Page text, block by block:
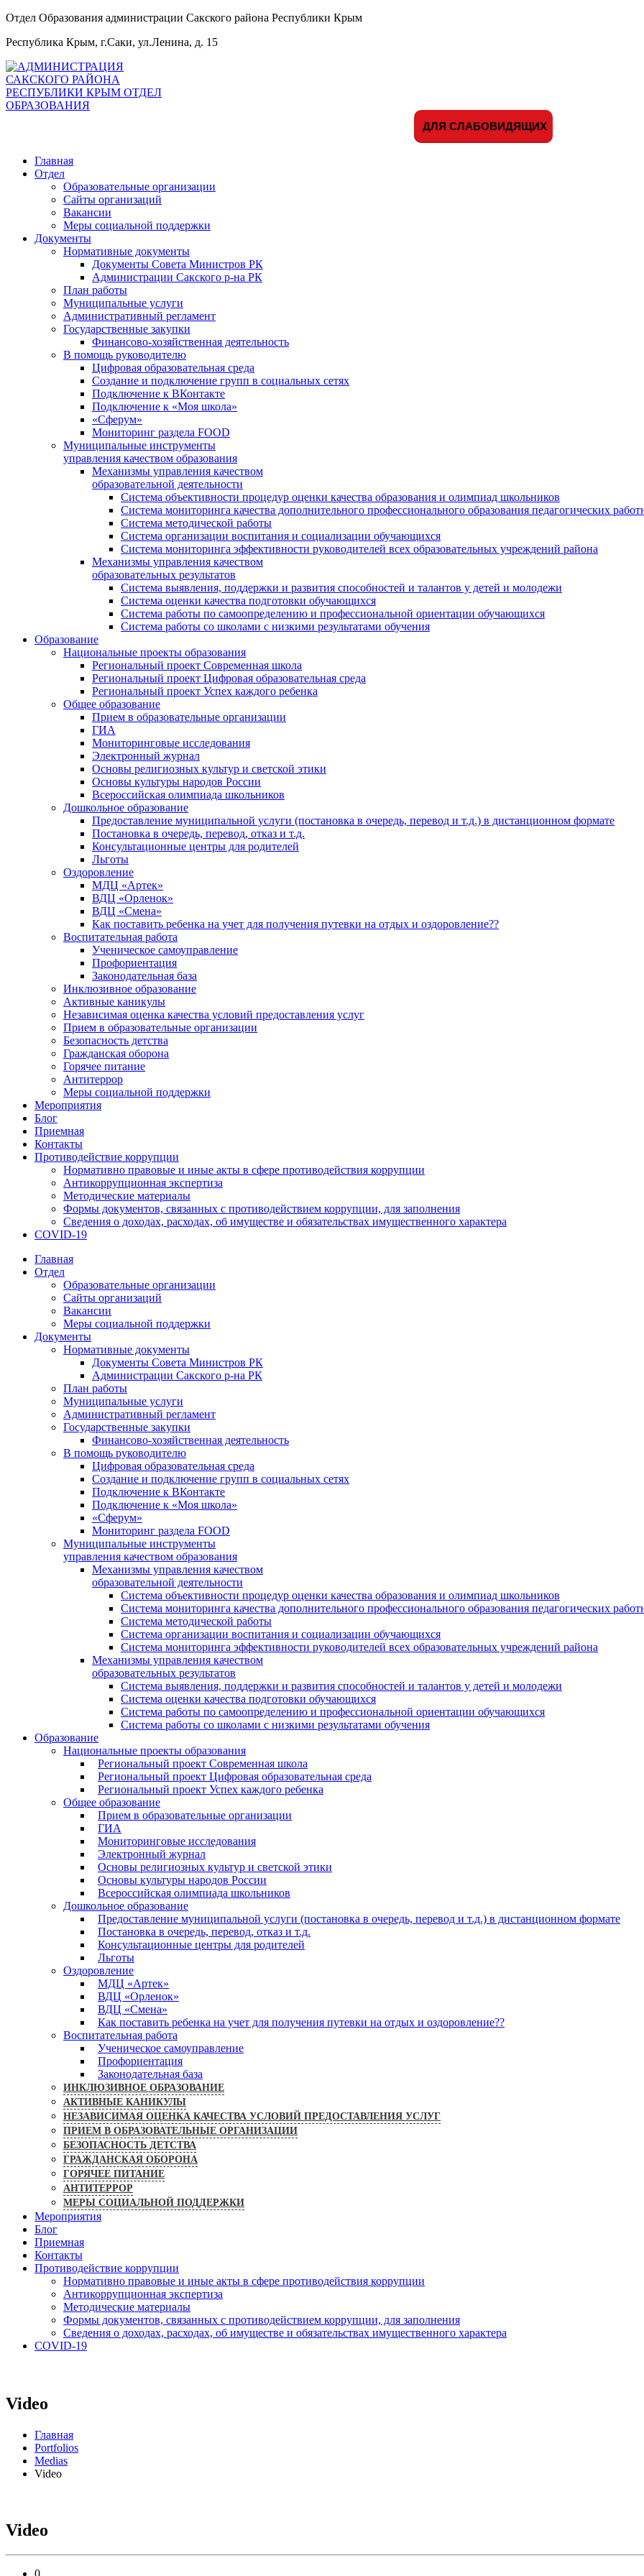
Отдел Образования администрации Сакского района Республики Крым
Республика Крым, г.Саки, ул.Ленина, д. 15
ДЛЯ СЛАБОВИДЯЩИХ
Главная
Отдел
Образовательные организации
Сайты организаций
Вакансии
Меры социальной поддержки
Документы
Нормативные документы
Документы Совета Министров РК
Администрации Сакского р-на РК
План работы
Муниципальные услуги
Административный регламент
Государственные закупки
Финансово-хозяйственная деятельность
В помощь руководителю
Цифровая образовательная среда
Создание и подключение групп в социальных сетях
Подключение к ВКонтакте
Подключение к «Моя школа»
«Сферум»
Мониторинг раздела FOOD
Муниципальные инструменты
управления качеством образования
Механизмы управления качеством
образовательной деятельности
Система объективности процедур оценки качества образования и олимпиад школьников
Система мониторинга качества дополнительного профессионального образования педагогических
Система методической работы
Система организации воспитания и социализации обучающихся
Система мониторинга эффективности руководителей всех образовательных учреждений района
Механизмы управления качеством
образовательных результатов
Система выявления, поддержки и развития способностей и талантов у детей и молодежи
Система оценки качества подготовки обучающихся
Система работы по самоопределению и профессиональной ориентации обучающихся
Система работы со школами с низкими результатами обучения
Образование
Национальные проекты образования
Региональный проект Современная школа
Региональный проект Цифровая образовательная среда
Региональный проект Успех каждого ребенка
Общее образование
Прием в образовательные организации
ГИА
Мониторинговые исследования
Электронный журнал
Основы религиозных культур и светской этики
Основы культуры народов России
Всероссийская олимпиада школьников
Дошкольное образование
Предоставление муниципальной услуги (постановка в очередь, перевод и т.д.) в дистанционном формате
Постановка в очередь, перевод, отказ и т.д.
Консультационные центры для родителей
Льготы
Оздоровление
МДЦ «Артек»
ВДЦ «Орленок»
ВДЦ «Смена»
Как поставить ребенка на учет для получения путевки на отдых и оздоровление??
Воспитательная работа
Ученическое самоуправление
Профориентация
Законодательная база
Инклюзивное образование
Активные каникулы
Независимая оценка качества условий предоставления услуг
Прием в образовательные организации
Безопасность детства
Гражданская оборона
Горячее питание
Антитеррор
Меры социальной поддержки
Мероприятия
Блог
Приемная
Контакты
Противодействие коррупции
Нормативно правовые и иные акты в сфере противодействия коррупции
Антикоррупционная экспертиза
Методические материалы
Формы документов, связанных с противодействием коррупции, для заполнения
Сведения о доходах, расходах, об имуществе и обязательствах имущественного характера
COVID-19
Главная
Отдел
Образовательные организации
Сайты организаций
Вакансии
Меры социальной поддержки
Документы
Нормативные документы
Документы Совета Министров РК
Администрации Сакского р-на РК
План работы
Муниципальные услуги
Административный регламент
Государственные закупки
Финансово-хозяйственная деятельность
В помощь руководителю
Цифровая образовательная среда
Создание и подключение групп в социальных сетях
Подключение к ВКонтакте
Подключение к «Моя школа»
«Сферум»
Мониторинг раздела FOOD
Муниципальные инструменты
управления качеством образования
Механизмы управления качеством
образовательной деятельности
Система объективности процедур оценки качества образования и олимпиад школьников
Система мониторинга качества дополнительного профессионального образования педагогических
Система методической работы
Система организации воспитания и социализации обучающихся
Система мониторинга эффективности руководителей всех образовательных учреждений района
Механизмы управления качеством
образовательных результатов
Система выявления, поддержки и развития способностей и талантов у детей и молодежи
Система оценки качества подготовки обучающихся
Система работы по самоопределению и профессиональной ориентации обучающихся
Система работы со школами с низкими результатами обучения
Образование
Национальные проекты образования
Региональный проект Современная школа
Региональный проект Цифровая образовательная среда
Региональный проект Успех каждого ребенка
Общее образование
Прием в образовательные организации
ГИА
Мониторинговые исследования
Электронный журнал
Основы религиозных культур и светской этики
Основы культуры народов России
Всероссийская олимпиада школьников
Дошкольное образование
Предоставление муниципальной услуги (постановка в очередь, перевод и т.д.) в дистанционном формате
Постановка в очередь, перевод, отказ и т.д.
Консультационные центры для родителей
Льготы
Оздоровление
МДЦ «Артек»
ВДЦ «Орленок»
ВДЦ «Смена»
Как поставить ребенка на учет для получения путевки на отдых и оздоровление??
Воспитательная работа
Ученическое самоуправление
Профориентация
Законодательная база
ИНКЛЮЗИВНОЕ ОБРАЗОВАНИЕ
АКТИВНЫЕ КАНИКУЛЫ
НЕЗАВИСИМАЯ ОЦЕНКА КАЧЕСТВА УСЛОВИЙ ПРЕДОСТАВЛЕНИЯ УСЛУГ
ПРИЕМ В ОБРАЗОВАТЕЛЬНЫЕ ОРГАНИЗАЦИИ
БЕЗОПАСНОСТЬ ДЕТСТВА
ГРАЖДАНСКАЯ ОБОРОНА
ГОРЯЧЕЕ ПИТАНИЕ
АНТИТЕРРОР
МЕРЫ СОЦИАЛЬНОЙ ПОДДЕРЖКИ
Мероприятия
Блог
Приемная
Контакты
Противодействие коррупции
Нормативно правовые и иные акты в сфере противодействия коррупции
Антикоррупционная экспертиза
Методические материалы
Формы документов, связанных с противодействием коррупции, для заполнения
Сведения о доходах, расходах, об имуществе и обязательствах имущественного характера
COVID-19
Video
Главная
Portfolios
Medias
Video
Video
0